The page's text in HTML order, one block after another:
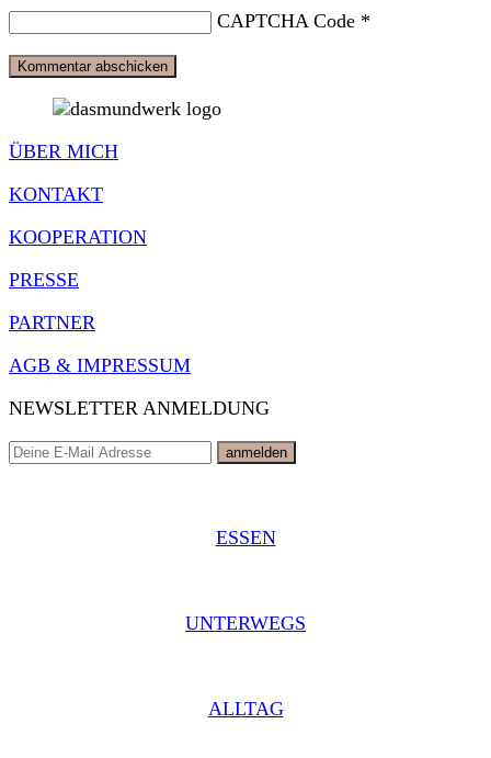
CAPTCHA Code *
ÜBER MICH
KONTAKT
KOOPERATION
PRESSE
PARTNER
AGB & IMPRESSUM
NEWSLETTER ANMELDUNG
ESSEN
UNTERWEGS
ALLTAG